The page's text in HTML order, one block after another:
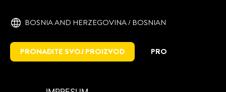
BOSNIA AND HERZEGOVINA / BOSNIAN
PRONAĐITE SVOJ PROIZVOD PRO